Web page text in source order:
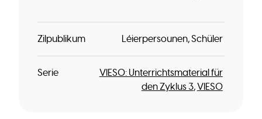
Zilpublikum Léierpersounen Schüler
Serie
VIESO: Unterrichtsmaterial für
den Zyklus 3 VIESO